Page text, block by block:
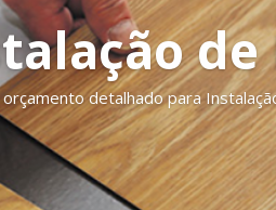
de
detalhado para